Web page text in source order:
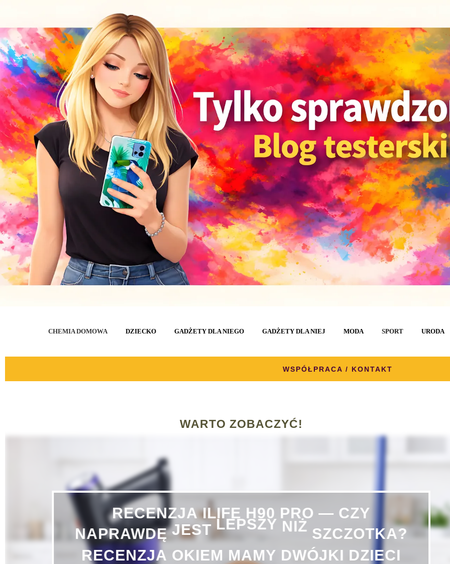
CHEMIA DOMOWA DZIECKO GADŻETY DLA NIEGO GADŻETY DLA NIEJ MODA SPORT URODA
WSPÓŁPRACA / KONTAKT
WARTO ZOBACZYĆ!
RECENZJA ILIFE PRO — CZY
NAPRAWDĘ JEST LEPSZY NIŻ SZCZOTKA?
RECENZJA OKIEM MAMY DWÓJKI DZIECI